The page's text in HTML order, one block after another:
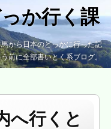
か行く課
から日本のどっかに行った記
前に全部書いとく系ブログ。
へ行くと